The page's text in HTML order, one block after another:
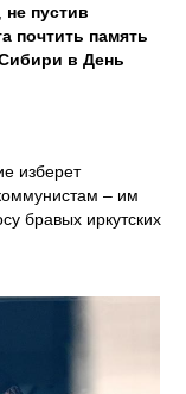
не пустив
почтить память
в День
изберет
– им
бравых иркутских